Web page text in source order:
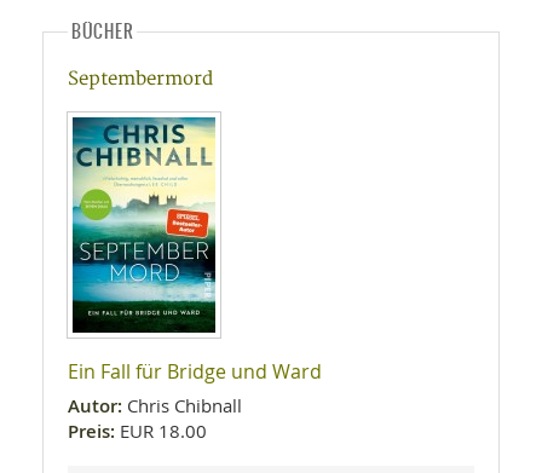
BÜCHER
Septembermord
Ein Fall für Bridge und Ward
Autor: Chris Chibnall
Preis: EUR 18.00